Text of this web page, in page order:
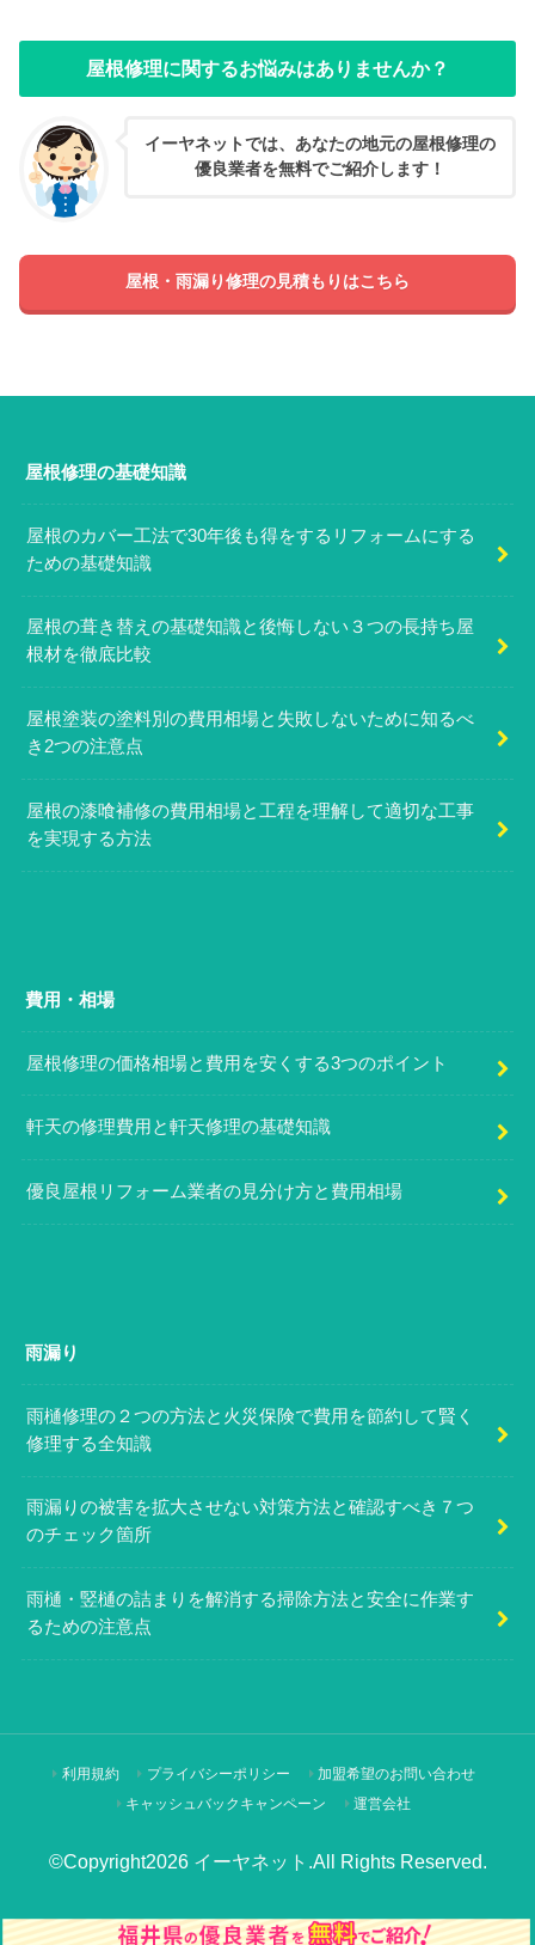
屋根修理に関するお悩みはありませんか？
イーヤネットでは、あなたの地元の屋根修理の
優良業者を無料でご紹介します！
屋根・雨漏り修理の見積もりはこちら
屋根修理の基礎知識
屋根のカバー工法で30年後も得をするリフォームにする
ための基礎知識
屋根の葺き替えの基礎知識と後悔しない３つの長持ち屋
根材を徹底比較
屋根塗装の塗料別の費用相場と失敗しないために知るべ
き2つの注意点
屋根の漆喰補修の費用相場と工程を理解して適切な工事
を実現する方法
費用・相場
屋根修理の価格相場と費用を安くする3つのポイント
軒天の修理費用と軒天修理の基礎知識
優良屋根リフォーム業者の見分け方と費用相場
雨漏り
雨樋修理の２つの方法と火災保険で費用を節約して賢く
修理する全知識
雨漏りの被害を拡大させない対策方法と確認すべき７つ
のチェック箇所
雨樋・竪樋の詰まりを解消する掃除方法と安全に作業す
るための注意点
利用規約 プライバシーポリシー 加盟希望のお問い合わせ
キャッシュバックキャンペーン 運営会社
©Copyright2026 イーヤネット .All Rights Reserved.